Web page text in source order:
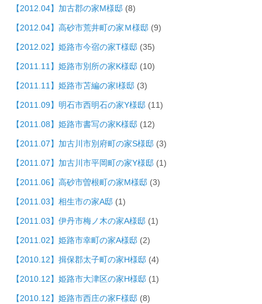
【2012.04】加古郡の家M様邸 (8)
【2012.04】高砂市荒井町の家Ｍ様邸 (9)
【2012.02】姫路市今宿の家T様邸 (35)
【2011.11】姫路市別所の家K様邸 (10)
【2011.11】姫路市苫編の家I様邸 (3)
【2011.09】明石市西明石の家Y様邸 (11)
【2011.08】姫路市書写の家K様邸 (12)
【2011.07】加古川市別府町の家S様邸 (3)
【2011.07】加古川市平岡町の家Y様邸 (1)
【2011.06】高砂市曽根町の家M様邸 (3)
【2011.03】相生市の家A邸 (1)
【2011.03】伊丹市梅ノ木の家A様邸 (1)
【2011.02】姫路市幸町の家A様邸 (2)
【2010.12】揖保郡太子町の家H様邸 (4)
【2010.12】姫路市大津区の家H様邸 (1)
【2010.12】姫路市西庄の家F様邸 (8)